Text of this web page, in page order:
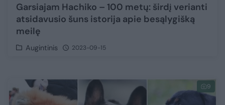
Garsiajam Hachiko – 100 metų: širdį verianti
atsidavusio šuns istorija apie besąlygišką
meilę
Augintinis 2023-09-15
9